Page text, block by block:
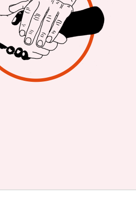
nach Gesprächen mit
„dass wir das